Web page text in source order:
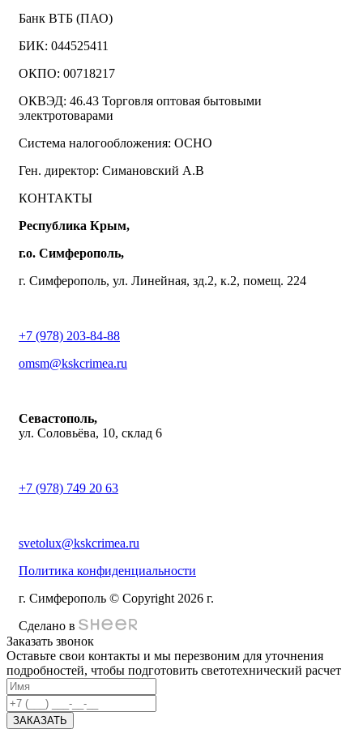
Банк ВТБ (ПАО)
БИК: 044525411
ОКПО: 00718217
ОКВЭД: 46.43 Торговля оптовая бытовыми
электротоварами
Система налогообложения: ОСНО
Ген. директор: Симановский А.В
КОНТАКТЫ
Республика Крым,
г.о. Симферополь,
г. Симферополь, ул. Линейная, зд.2, к.2, помещ. 224
+7 (978) 203-84-88
omsm@kskcrimea.ru
Севастополь,
ул. Соловьёва, 10, склад 6
+7 (978) 749 20 63
svetolux@kskcrimea.ru
Политика конфиденциальности
г. Симферополь © Copyright 2026 г.
Сделано в
Заказать звонок
Оставьте свои контакты и мы перезвоним для уточнения
подробностей, чтобы подготовить светотехнический расчет
ЗАКАЗАТЬ